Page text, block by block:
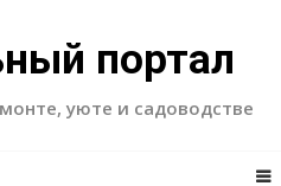
портал
уюте и садоводстве